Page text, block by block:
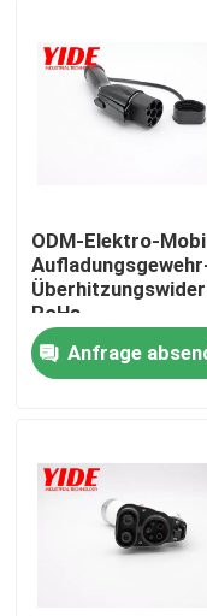
Nach Hause
Über uns
ODM-Elektro-
RoHs
Anfrage